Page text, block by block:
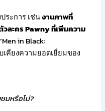
ระการ เช่นงานภาพที่
ละคร Pawny ที่เพิ่มความ
in Black:
เคียงความยอดเยี่ยมของ
มหรือไม่?